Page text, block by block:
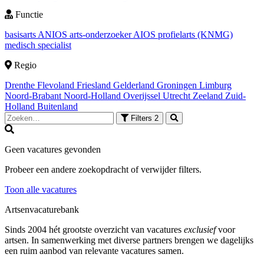
Functie
basisarts ANIOS arts-onderzoekerAIOS profielarts (KNMG)
medisch specialist
Regio
Drenthe Flevoland Friesland Gelderland Groningen Limburg
Noord-Brabant Noord-Holland Overijssel Utrecht Zeeland Zuid-
Holland Buitenland
Filters 2
Geen vacatures gevonden
Probeer een andere zoekopdracht of verwijder filters.
Toon alle vacatures
Artsenvacaturebank
Sinds 2004 hét grootste overzicht van vacatures exclusiefvoor
artsen. In samenwerking met diverse partners brengen we dagelijks
een ruim aanbod van relevante vacatures samen.